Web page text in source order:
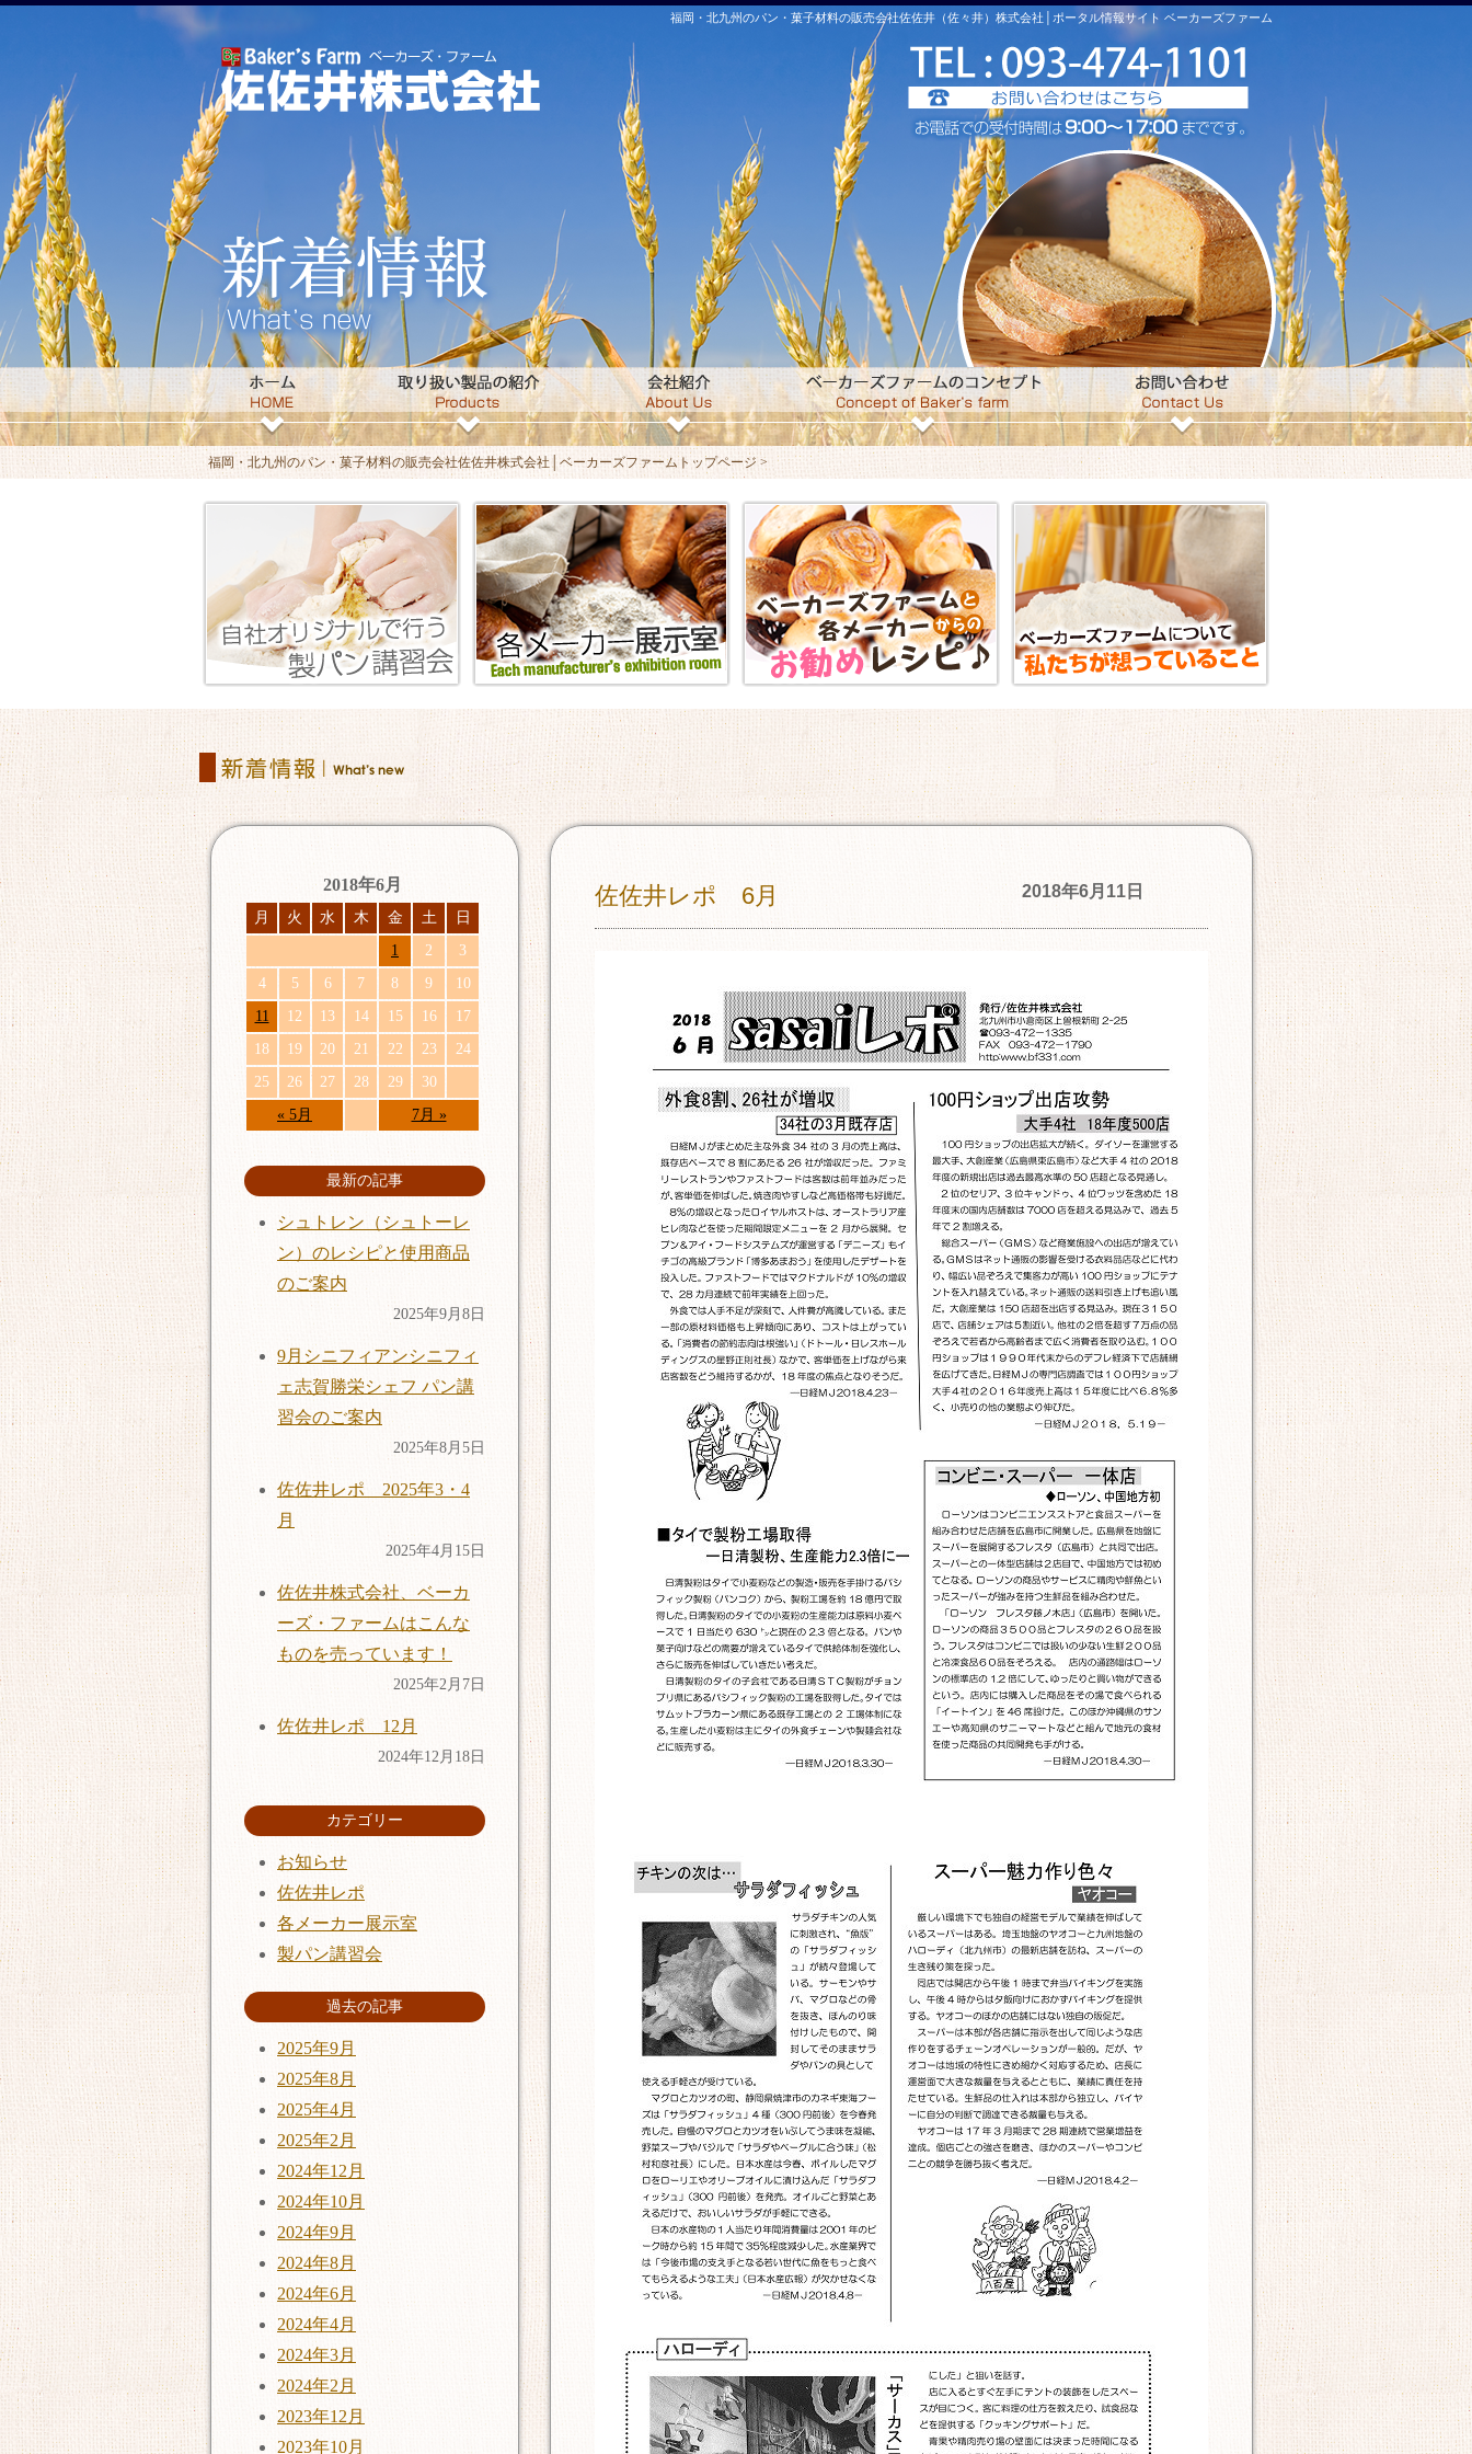
福岡・北九州のパン・菓子材料の販売会社佐佐井（佐々井）株式会社│ポータル情報サイト ベーカーズファーム
福岡・北九州のパン・菓子材料の販売会社佐佐井株式会社│ベーカーズファームトップページ >
佐佐井レポ 6月 2018年6月11日
2018年6月
月 火 水 木 金 土 日
« 5月 7月 »
1 2
3
4
5 6 7 8 9
10
11
12 13 14 15 16
17
18
19 20 21 22 23
24
25
26 27 28 29 30
最新の記事
シュトレン（シュトーレ
ン）のレシピと使用商品
のご案内
2025年9月8日
9月シニフィアンシニフィ
ェ志賀勝栄シェフ パン講
習会のご案内
2025年8月5日
佐佐井レポ 2025年3・4
月
2025年4月15日
佐佐井株式会社、ベーカ
ーズ・ファームはこんな
ものを売っています！
2025年2月7日
佐佐井レポ 12月
2024年12月18日
カテゴリー
お知らせ
佐佐井レポ
各メーカー展示室
製パン講習会
過去の記事
2025年9月
2025年8月
2025年4月
2025年2月
2024年12月
2024年10月
2024年9月
2024年8月
2024年6月
2024年4月
2024年3月
2024年2月
2023年12月
2023年10月